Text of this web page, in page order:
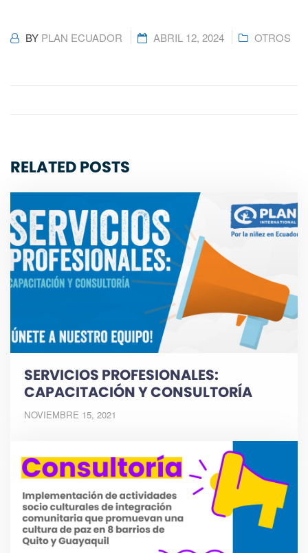
BY PLAN ECUADOR ABRIL 12, 2024 OTROS
RELATED POSTS
SERVICIOS PROFESIONALES:
CAPACITACIÓN Y CONSULTORÍA
NOVIEMBRE 15, 2021